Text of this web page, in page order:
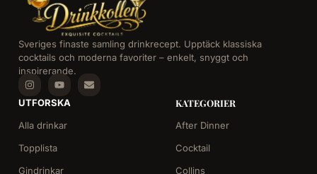
Sveriges finaste samling drinkrecept. Upptäck klassiska
cocktails och moderna favoriter – enkelt, snyggt och
inspirerande.
UTFORSKA
Alla drinkar
Topplista
Gindrinkar
KATEGORIER
After Dinner
Cocktail
Collins